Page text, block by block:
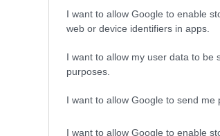
I want to allow Google to enable
web or device identifiers in apps.
I want to allow my user data to be
purposes.
I want to allow Google to send me
I want to allow Google to enable